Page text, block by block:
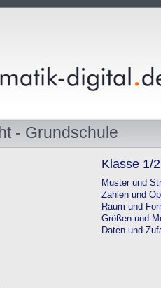
- Grundschule
Klasse 1/2
Muster und
Zahlen und
Raum und
Größen und
Daten und